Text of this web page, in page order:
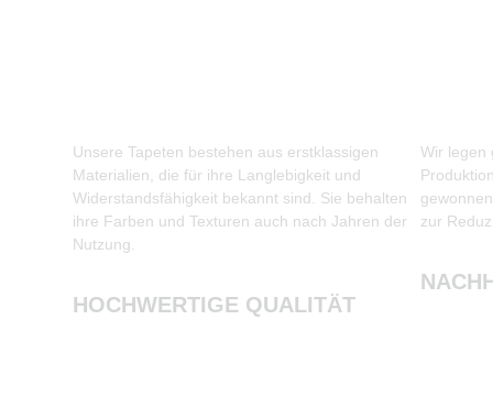
Unsere Tapeten bestehen aus erstklassigen
Materialien, die für ihre Langlebigkeit und
Widerstandsfähigkeit bekannt sind. Sie behalten
ihre Farben und Texturen auch nach Jahren der
Nutzung.
HOCHWERTIGE QUALITÄT
Wir legen
zur